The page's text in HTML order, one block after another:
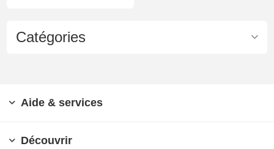
Catégories
Aide & services
Découvrir